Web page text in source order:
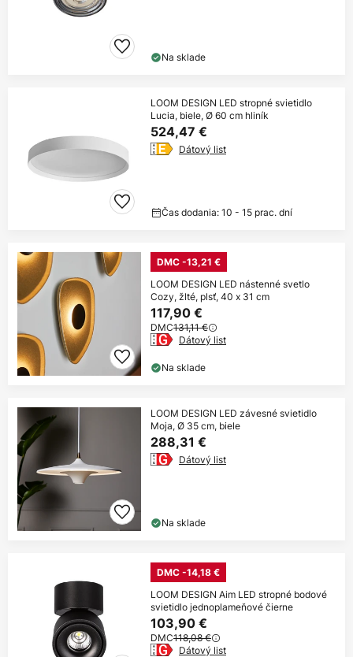
Na sklade
LOOM DESIGN LED stropné svietidlo
Lucia, biele, Ø 60 cm hliník
524,47 €
Dátový list
Čas dodania: 10 - 15 prac. dní
DMC -13,21 €
LOOM DESIGN LED nástenné svetlo
Cozy, žlté, plsť, 40 x 31 cm
117,90 €
DMC131,11 €
Dátový list
Na sklade
LOOM DESIGN LED závesné svietidlo
Moja, Ø 35 cm, biele
288,31 €
Dátový list
Na sklade
DMC -14,18 €
LOOM DESIGN Aim LED stropné bodové
svietidlo jednoplameňové čierne
103,90 €
DMC118,08 €
Dátový list